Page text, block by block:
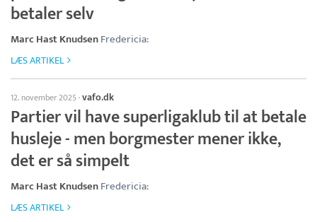
betaler selv
Marc Hast KnudsenFredericia:
LÆS ARTIKEL
12. november 2025·vafo.dk
Partier vil have superligaklub til at betale
husleje - men borgmester mener ikke,
det er så simpelt
Marc Hast KnudsenFredericia:
LÆS ARTIKEL